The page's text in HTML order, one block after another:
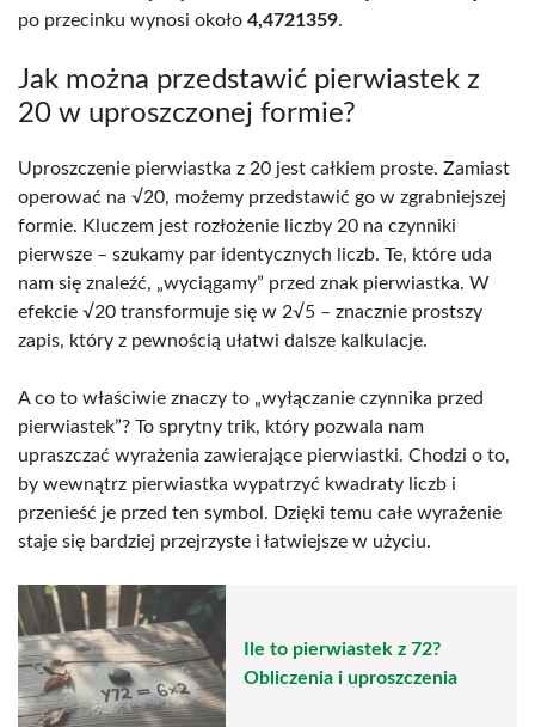
po przecinku wynosi około 4,4721359.
Jak można przedstawić pierwiastek z
20 w uproszczonej formie?
Uproszczenie pierwiastka z 20 jest całkiem proste. Zamiast
operować na √20, możemy przedstawić go w zgrabniejszej
formie. Kluczem jest rozłożenie liczby 20 na czynniki
pierwsze – szukamy par identycznych liczb. Te, które uda
nam się znaleźć, „wyciągamy” przed znak pierwiastka. W
efekcie √20 transformuje się w 2√5 – znacznie prostszy
zapis, który z pewnością ułatwi dalsze kalkulacje.
A co to właściwie znaczy to „wyłączanie czynnika przed
pierwiastek”? To sprytny trik, który pozwala nam
upraszczać wyrażenia zawierające pierwiastki. Chodzi o to,
by wewnątrz pierwiastka wypatrzyć kwadraty liczb i
przenieść je przed ten symbol. Dzięki temu całe wyrażenie
staje się bardziej przejrzyste i łatwiejsze w użyciu.
Ile to pierwiastek z 72?
Obliczenia i uproszczenia